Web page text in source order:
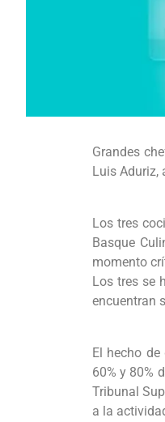
Grandes
Luis Aduriz,
Los tres
Basque
momento
Los tres se
encuentran
El hecho
60% y 80%
Tribunal
a la